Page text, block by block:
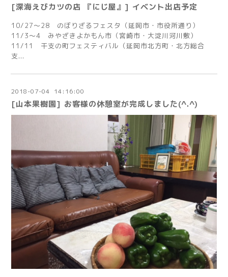
[深海えびカツの店 『にじ屋』] イベント出店予定
10/27～28 のぼりざるフェスタ（延岡市・市役所通り）
11/3～4 みやざきよかもん市（宮崎市・大淀川河川敷）
11/11 干支の町フェスティバル（延岡市北方町・北方総合
支...
2018-07-04 14:16:00
[山本果樹園] お客様の休憩室が完成しました(^.^)